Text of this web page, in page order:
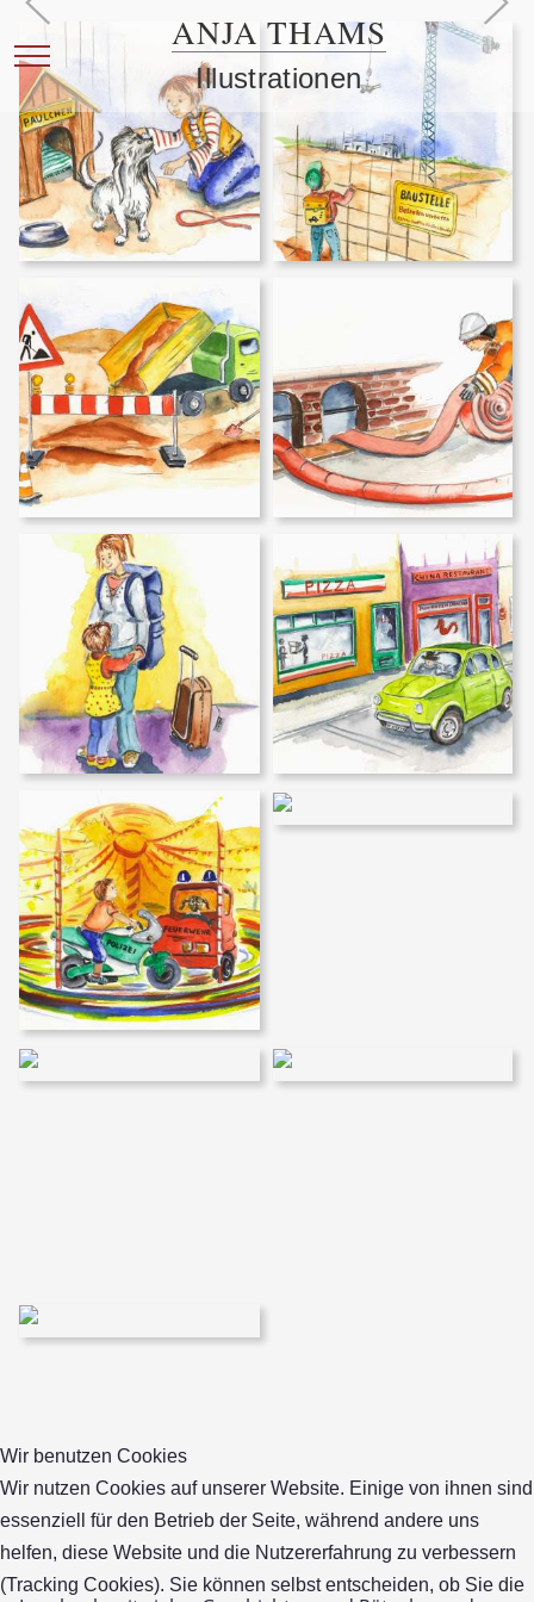
Mobile Menu ToggleANJA THAMS
Illustrationen
Wir benutzen Cookies
Wir nutzen Cookies auf unserer Website. Einige von ihnen sind
essenziell für den Betrieb der Seite, während andere uns
helfen, diese Website und die Nutzererfahrung zu verbessern
(Tracking Cookies). Sie können selbst entscheiden, ob Sie die